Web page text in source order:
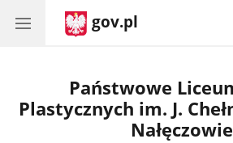
gov.pl
Państwowe
Plastycznych im. J.
Nałęczowie